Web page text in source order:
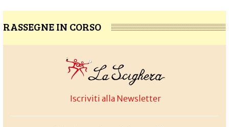
RASSEGNE IN CORSO
Iscriviti alla Newsletter